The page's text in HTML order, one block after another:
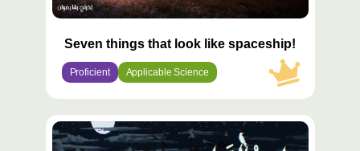
Seven things that look like spaceship!
Proficient Applicable Science
محتوى
مميّز